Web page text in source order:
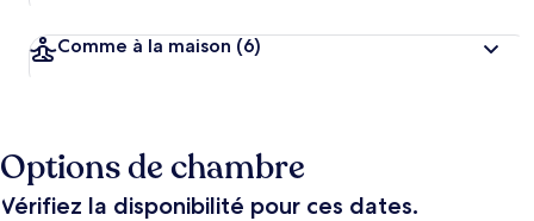
Comme à la maison (6)
Options de chambre
Vérifiez la disponibilité pour ces dates.